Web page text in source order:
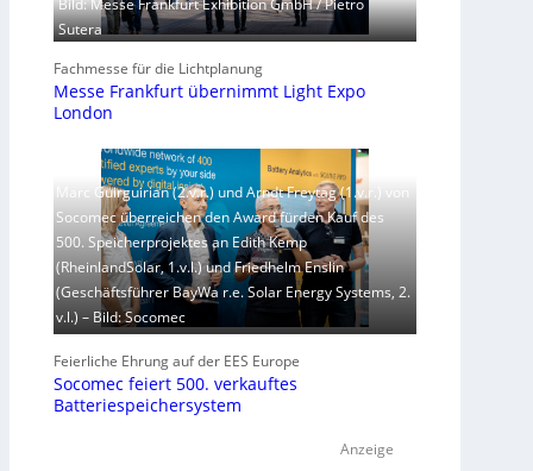
Sutera
Fachmesse für die Lichtplanung
Messe Frankfurt übernimmt Light Expo
London
Marc Guirguirian (2.v.r.) und Arndt Freytag (1.v.r.) von
Socomec überreichen den Award fürden Kauf des
500. Speicherprojektes an Edith Kemp
(RheinlandSolar, 1.v.l.) und Friedhelm Enslin
(Geschäftsführer BayWa r.e. Solar Energy Systems, 2.
v.l.) – Bild: Socomec
Feierliche Ehrung auf der EES Europe
Socomec feiert 500. verkauftes
Batteriespeichersystem
Anzeige